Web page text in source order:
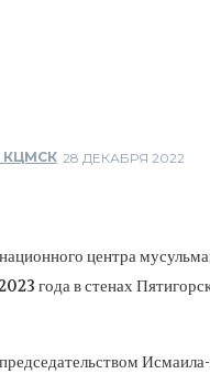
КЦМСК 28 ДЕКАБРЯ 2022
центра
года в стенах